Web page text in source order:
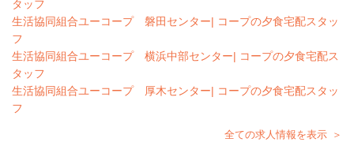
タッフ
生活協同組合ユーコープ 磐田センター| コープの夕食宅配スタッ
フ
生活協同組合ユーコープ 横浜中部センター| コープの夕食宅配ス
タッフ
生活協同組合ユーコープ 厚木センター| コープの夕食宅配スタッ
フ
全ての求人情報を表示